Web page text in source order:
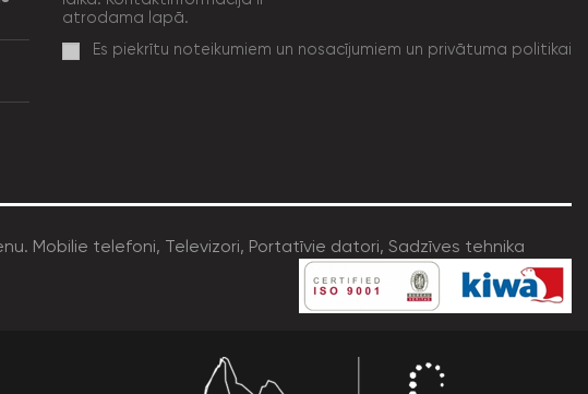
atrodama lapā.
Es piekrītu noteikumiem un nosacījumiem un privātuma politikai